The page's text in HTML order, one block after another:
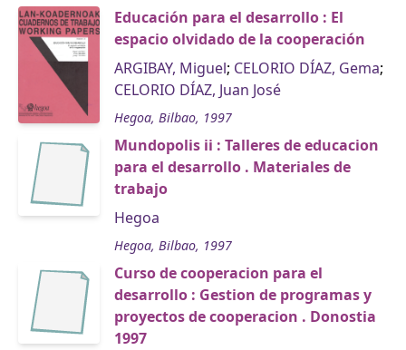
Educación para el desarrollo : El
espacio olvidado de la cooperación
ARGIBAY, Miguel; CELORIO DÍAZ, Gema;
CELORIO DÍAZ, Juan José
Hegoa, Bilbao, 1997
Mundopolis ii : Talleres de educacion
para el desarrollo . Materiales de
trabajo
Hegoa
Hegoa, Bilbao, 1997
Curso de cooperacion para el
desarrollo : Gestion de programas y
proyectos de cooperacion . Donostia
1997